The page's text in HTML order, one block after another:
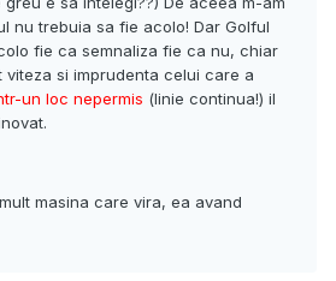
nu trebuia sa fie acolo! Dar Golful
fie ca semnaliza fie ca nu, chiar
viteza si imprudenta celui care a
un loc nepermis (linie continua!) il
masina care vira, ea avand